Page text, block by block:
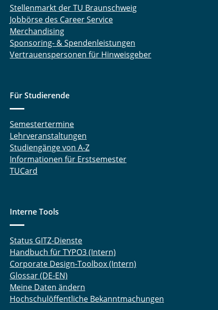
Stellenmarkt der TU Braunschweig
Jobbörse des Career Service
Merchandising
Sponsoring- & Spendenleistungen
Vertrauenspersonen für Hinweisgeber
Für Studierende
Semestertermine
Lehrveranstaltungen
Studiengänge von A-Z
Informationen für Erstsemester
TUCard
Interne Tools
Status GITZ-Dienste
Handbuch für TYPO3 (Intern)
Corporate Design-Toolbox (Intern)
Glossar (DE-EN)
Meine Daten ändern
Hochschulöffentliche Bekanntmachungen